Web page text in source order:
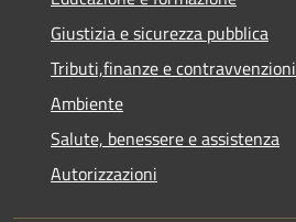
Giustizia e sicurezza pubblica
Tributi,finanze e contravvenzioni
Ambiente
Salute, benessere e assistenza
Autorizzazioni